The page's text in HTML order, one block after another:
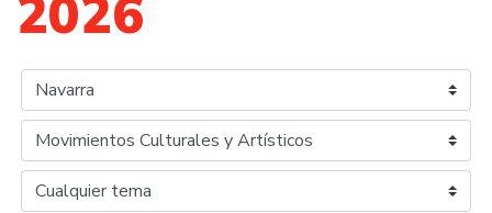
2026